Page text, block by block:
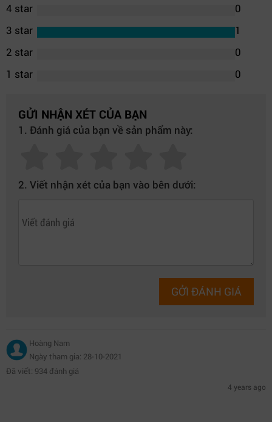
4 star
0
3 star
1
2 star
0
1 star
0
GỬI NHẬN XÉT CỦA BẠN
1. Đánh giá của bạn về sản phẩm này:
2. Viết nhận xét của bạn vào bên dưới:
GỞI ĐÁNH GIÁ
Hoàng Nam
Ngày tham gia: 28-10-2021
Đã viết: 934 đánh giá
4 years ago